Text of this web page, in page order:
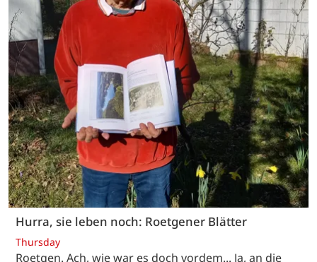
Hurra, sie leben noch: Roetgener Blätter
Thursday
Roetgen. Ach, wie war es doch vordem... Ja, an die